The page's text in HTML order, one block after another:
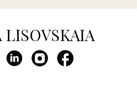
LISOVSKAIA